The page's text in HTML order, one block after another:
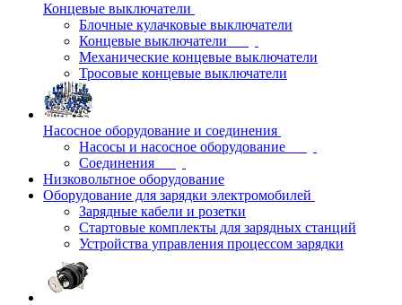
Концевые выключатели
Блочные кулачковые выключатели
Концевые выключатели
Механические концевые выключатели
Тросовые концевые выключатели
Насосное оборудование и соединения
Насосы и насосное оборудование
Соединения
Низковольтное оборудование
Оборудование для зарядки электромобилей
Зарядные кабели и розетки
Стартовые комплекты для зарядных станций
Устройства управления процессом зарядки